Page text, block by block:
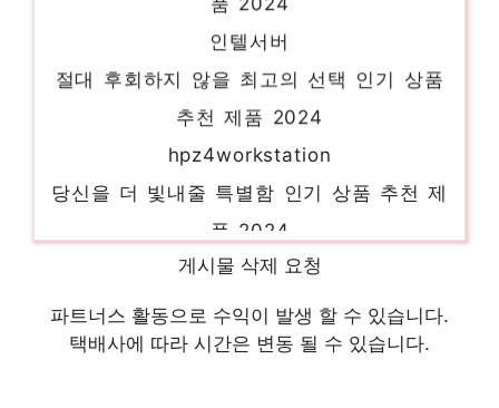
인텔서버
추천 제품 2024
hpz4workstation
당신을 더 빛내줄 특별함 인기 상품 추천 제
서버컴
품 2024
게시물 삭제 요청
파트너스 활동으로 수익이 발생 할 수 있습니다.
택배사에 따라 시간은 변동 될 수 있습니다.